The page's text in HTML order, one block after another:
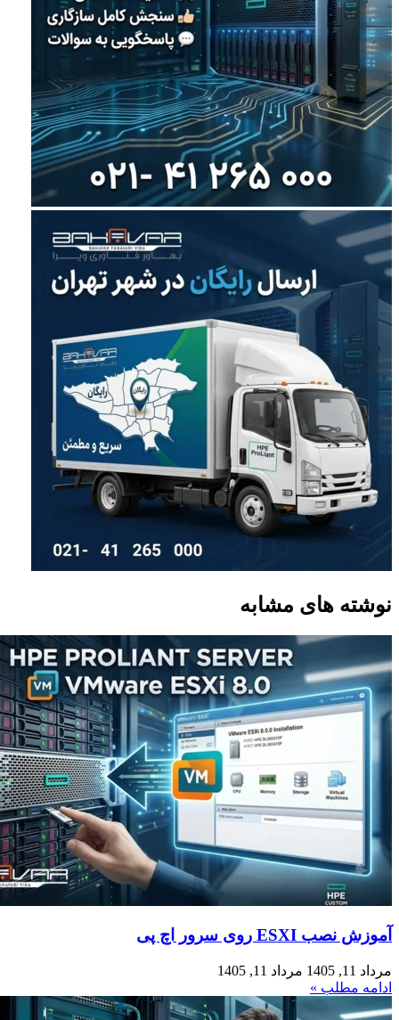
نوشته های مشابه
آموزش نصب ESXI روی سرور اچ پی
مرداد 11, 1405
مرداد 11, 1405
ادامه مطلب »